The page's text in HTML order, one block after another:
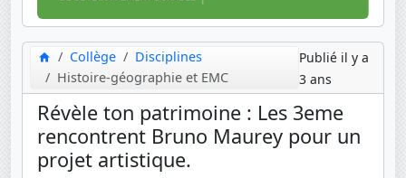
Collège
Disciplines
Histoire-géographie et EMC
Publié il y a
3 ans
Révèle ton patrimoine : Les 3eme
rencontrent Bruno Maurey pour un
projet artistique.